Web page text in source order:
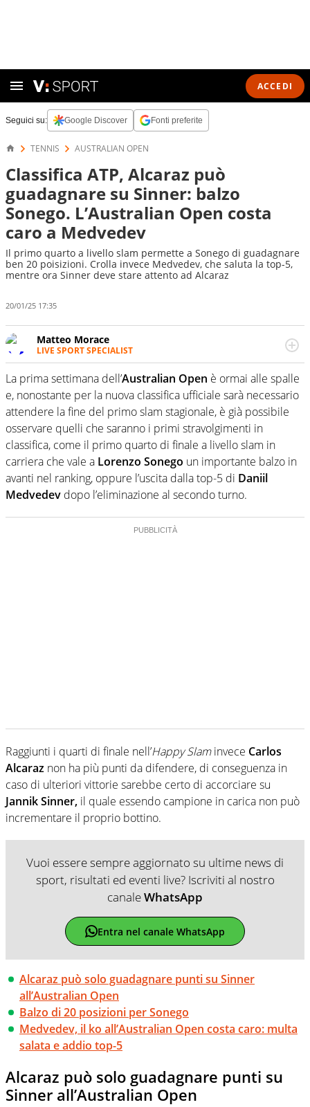
ACCEDI
Seguici su: Google Discover Fonti preferite
TENNIS AUSTRALIAN OPEN
Classifica ATP, Alcaraz può
guadagnare su Sinner: balzo
Sonego. L’Australian Open costa
caro a Medvedev
Il primo quarto a livello slam permette a Sonego di guadagnare
ben 20 poisizioni. Crolla invece Medvedev, che saluta la top-5,
mentre ora Sinner deve stare attento ad Alcaraz
20/01/25 17:35
Matteo Morace
LIVE SPORT SPECIALIST
La multimedialità quale approccio personale e
professionale. Ama raccontare lo sport focalizzando ogni
attenzione sul tempo reale: la verità della dirette non
sono opinioni ma fatti
La prima settimana dell’Australian Open è ormai alle spalle
e, nonostante per la nuova classifica ufficiale sarà necessario
attendere la fine del primo slam stagionale, è già possibile
osservare quelli che saranno i primi stravolgimenti in
classifica, come il primo quarto di finale a livello slam in
carriera che vale a Lorenzo Sonego un importante balzo in
avanti nel ranking, oppure l’uscita dalla top-5 di Daniil
Medvedev dopo l’eliminazione al secondo turno.
Raggiunti i quarti di finale nell’Happy Slaminvece Carlos
Alcaraz non ha più punti da difendere, di conseguenza in
caso di ulteriori vittorie sarebbe certo di accorciare su
Jannik Sinner, il quale essendo campione in carica non può
incrementare il proprio bottino.
Vuoi essere sempre aggiornato su ultime news di
sport, risultati ed eventi live? Iscriviti al nostro
canaleWhatsApp
Entra nel canale WhatsApp
Alcaraz può solo guadagnare punti su Sinner
all’Australian Open
Balzo di 20 posizioni per Sonego
Medvedev, il ko all’Australian Open costa caro: multa
salata e addio top-5
Alcaraz può solo guadagnare punti su
Sinner all’Australian Open